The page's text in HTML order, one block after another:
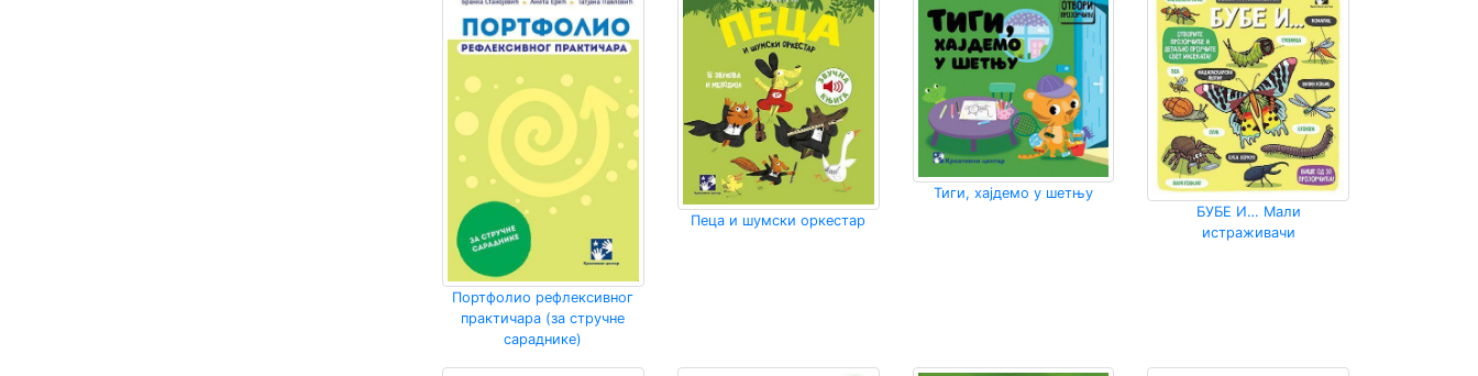
Портфолио рефлексивног
практичара (за стручне
сараднике)
Пеца и шумски оркестар
Тиги, хајдемо у шетњу
БУБЕ И… Мали
истраживачи